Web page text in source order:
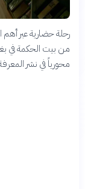
حضارية عبر أهم
بيت الحكمة في بغداد
في نشر المعرفة